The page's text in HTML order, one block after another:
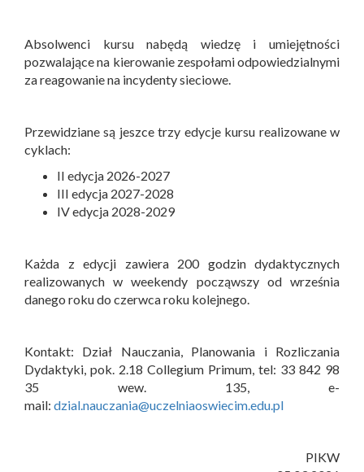
Absolwenci kursu nabędą wiedzę i umiejętności
pozwalające na kierowanie zespołami odpowiedzialnymi
za reagowanie na incydenty sieciowe.
Przewidziane są jeszce trzy edycje kursu realizowane w
cyklach:
II edycja 2026-2027
III edycja 2027-2028
IV edycja 2028-2029
Każda z edycji zawiera 200 godzin dydaktycznych
realizowanych w weekendy począwszy od września
danego roku do czerwca roku kolejnego.
Kontakt: Dział Nauczania, Planowania i Rozliczania
Dydaktyki, pok. 2.18 Collegium Primum, tel: 33 842 98
35 wew. 135, e-
mail: dzial.nauczania@uczelniaoswiecim.edu.pl
PIKW